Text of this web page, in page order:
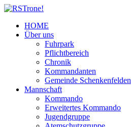
HOME
Über uns
Fuhrpark
Pflichtbereich
Chronik
Kommandanten
Gemeinde Schenkenfelden
Mannschaft
Kommando
Erweitertes Kommando
Jugendgruppe